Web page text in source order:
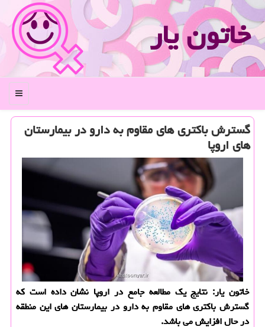
خاتون یار
منو
گسترش باكتری های مقاوم به دارو در بیمارستان
های اروپا
خاتون یار: ​​​​​​​نتایج یك مطالعه جامع در اروپا نشان داده است كه
گسترش باكتری های مقاوم به دارو در بیمارستان های این منطقه
در حال افزایش می باشد.